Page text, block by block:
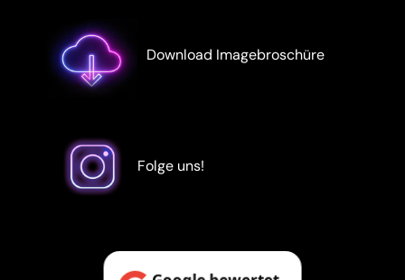
Download Imagebroschüre
Folge uns!